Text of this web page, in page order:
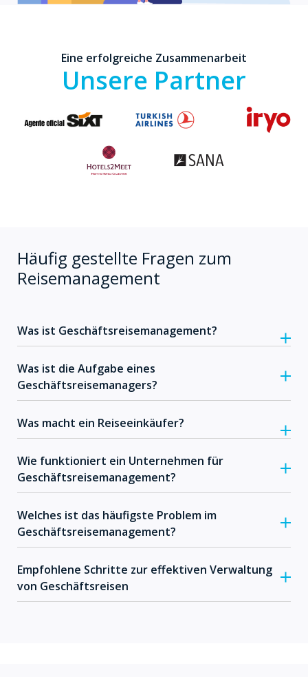
Eine erfolgreiche Zusammenarbeit
Unsere Partner
Häufig gestellte Fragen zum
Reisemanagement
Was ist Geschäftsreisemanagement?
Was ist die Aufgabe eines
Geschäftsreisemanagers?
Was macht ein Reiseeinkäufer?
Wie funktioniert ein Unternehmen für
Geschäftsreisemanagement?
Welches ist das häufigste Problem im
Geschäftsreisemanagement?
Empfohlene Schritte zur effektiven Verwaltung
von Geschäftsreisen